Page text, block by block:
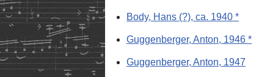
Body, Hans (?), ca. 1940 *
Guggenberger, Anton, 1946 *
Guggenberger, Anton, 1947